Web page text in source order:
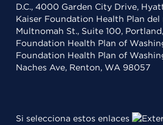
D.C., 4000 Garden City Drive,
Kaiser Foundation Health Plan
Multnomah St., Suite 100,
Foundation Health Plan of
Foundation Health Plan of
Naches Ave, Renton, WA 98057
Si selecciona estos enlaces